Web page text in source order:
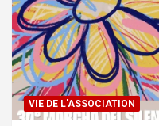
VIE DE L'ASSOCIATION